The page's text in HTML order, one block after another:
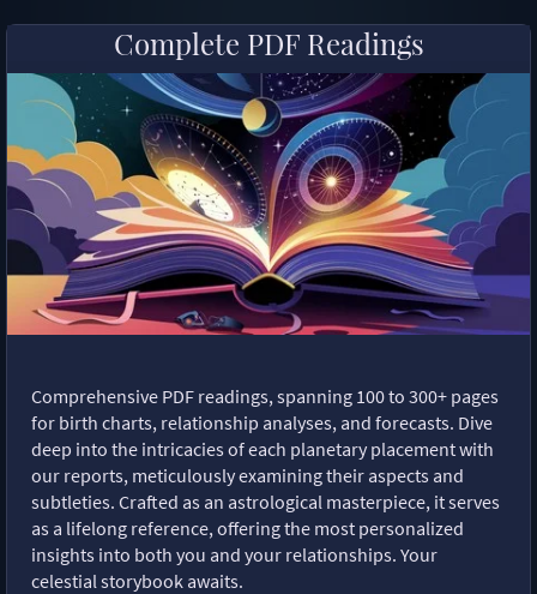
Complete PDF Readings
Comprehensive PDF readings, spanning 100 to 300+ pages
for birth charts, relationship analyses, and forecasts. Dive
deep into the intricacies of each planetary placement with
our reports, meticulously examining their aspects and
subtleties. Crafted as an astrological masterpiece, it serves
as a lifelong reference, offering the most personalized
insights into both you and your relationships. Your
celestial storybook awaits.